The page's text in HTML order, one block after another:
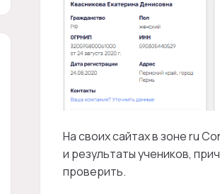
На своих сайтах в зоне ru
и результаты учеников,
проверить.